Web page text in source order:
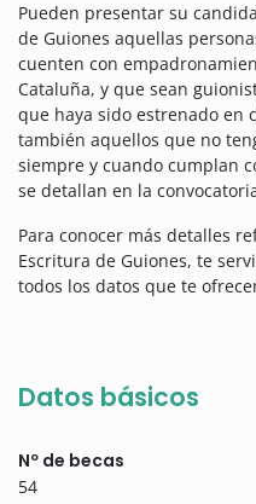
Pueden presentar su
de Guiones aquellas
cuenten con
Cataluña, y que sean
que haya sido estrenado en
también aquellos que no
siempre y cuando cumplan
se detallan en la
Para conocer más detalles
Escritura de Guiones, te
todos los datos que te
Datos básicos
Nº de becas
54